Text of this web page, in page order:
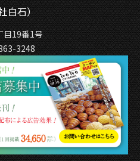
白石）
目19番1号
3248